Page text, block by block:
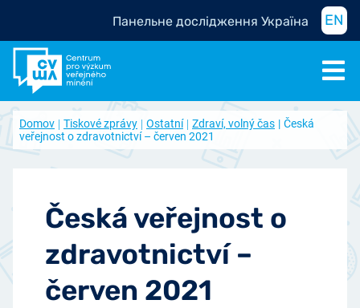
Панельне дослідження Україна EN
Domov Tiskové zprávy Ostatní Zdraví, volný čas
Česká
veřejnost o zdravotnictví – červen 2021
Česká veřejnost o
zdravotnictví –
červen 2021